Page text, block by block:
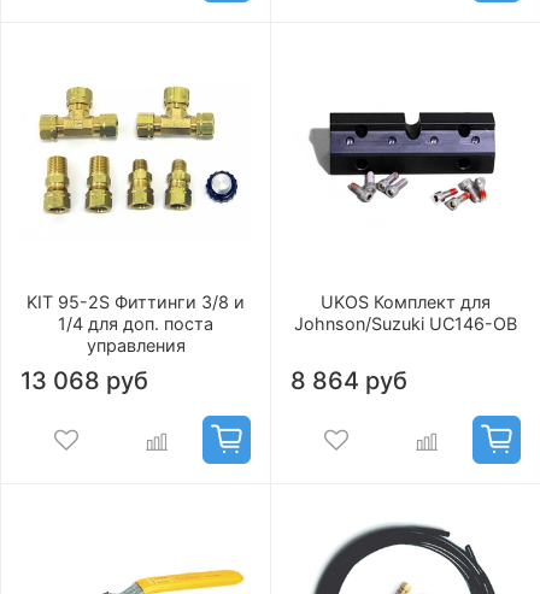
KIT 95-2S Фиттинги 3/8 и
1/4 для доп. поста
управления
13 068 руб
UKOS Комплект для
Johnson/Suzuki UC146-OB
8 864 руб